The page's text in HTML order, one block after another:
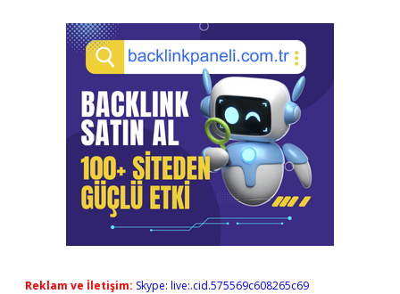
Reklam ve İletişim: Skype: live:.cid.575569c608265c69